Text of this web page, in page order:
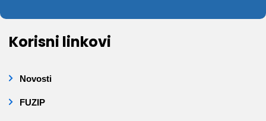
Korisni linkovi
Novosti
FUZIP